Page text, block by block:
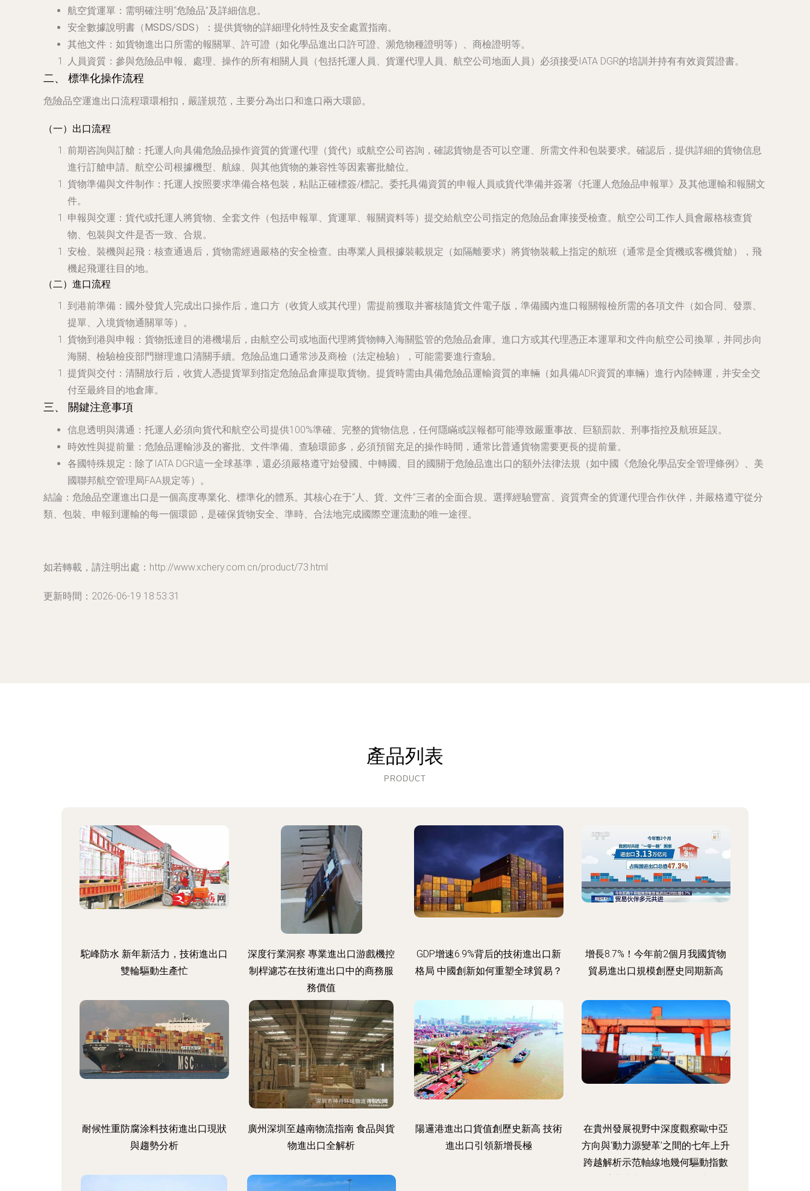
航空貨運單 ：需明確注明“危險品”及詳細信息。
安全數據說明書（MSDS/SDS）
：提供貨物的詳細理化特性及安全處置指南。
其他文件 ：如貨物進出口所需的報關單、許可證（如化學品進出口許可證、瀕危物種證明等）、商檢證明等。
人員資質 ：參與危險品申報、處理、操作的所有相關人員（包括托運人員、貨運代理人員、航空公司地面人員）必須接受IATA DGR的培訓并持有有效資質證書。
二、 標準化操作流程
危險品空運進出口流程環環相扣，嚴謹規范，主要分為出口和進口兩大環節。
（一）出口流程
前期咨詢與訂艙 ：托運人向具備危險品操作資質的貨運代理（貨代）或航空公司咨詢，確認貨物是否可以空運、所需文件和包裝要求。確認后，提供詳細的貨物信息
進行訂艙申請。航空公司根據機型、航線、與其他貨物的兼容性等因素審批艙位。
貨物準備與文件制作 ：托運人按照要求準備合格包裝，粘貼正確標簽/標記。委托具備資質的申報人員或貨代準備并簽署《托運人危險品申報單》及其他運輸和報關文
件。
申報與交運 ：貨代或托運人將貨物、全套文件（包括申報單、貨運單、報關資料等）提交給航空公司指定的危險品倉庫接受檢查。航空公司工作人員會嚴格核查貨
物、包裝與文件是否一致、合規。
安檢、裝機與起飛 ：核查通過后，貨物需經過嚴格的安全檢查。由專業人員根據裝載規定（如隔離要求）將貨物裝載上指定的航班（通常是全貨機或客機貨艙），飛
機起飛運往目的地。
（二）進口流程
到港前準備 ：國外發貨人完成出口操作后，進口方（收貨人或其代理）需提前獲取并審核隨貨文件電子版，準備國內進口報關報檢所需的各項文件（如合同、發票、
提單、入境貨物通關單等）。
貨物到港與申報 ：貨物抵達目的港機場后，由航空公司或地面代理將貨物轉入海關監管的危險品倉庫。進口方或其代理憑正本運單和文件向航空公司換單，并同步向
海關、檢驗檢疫部門辦理進口清關手續。危險品進口通常涉及商檢（法定檢驗），可能需要進行查驗。
提貨與交付 ：清關放行后，收貨人憑提貨單到指定危險品倉庫提取貨物。提貨時需由具備危險品運輸資質的車輛（如具備ADR資質的車輛）進行內陸轉運，并安全交
付至最終目的地倉庫。
三、 關鍵注意事項
信息透明與溝通 ：托運人必須向貨代和航空公司提供100%準確、完整的貨物信息，任何隱瞞或誤報都可能導致嚴重事故、巨額罰款、刑事指控及航班延誤。
時效性與提前量 ：危險品運輸涉及的審批、文件準備、查驗環節多，必須預留充足的操作時間，通常比普通貨物需要更長的提前量。
各國特殊規定 ：除了IATA DGR這一全球基準，還必須嚴格遵守始發國、中轉國、目的國關于危險品進出口的額外法律法規（如中國《危險化學品安全管理條例》、美
國聯邦航空管理局FAA規定等）。
結論 ：危險品空運進出口是一個高度專業化、標準化的體系。其核心在于“人、貨、文件”三者的全面合規。選擇經驗豐富、資質齊全的貨運代理合作伙伴，并嚴格遵守從分
類、包裝、申報到運輸的每一個環節，是確保貨物安全、準時、合法地完成國際空運流動的唯一途徑。
如若轉載，請注明出處：http://www.xchery.com.cn/product/73.html
更新時間：2026-06-19 18:53:31
產品列表
PRODUCT
駝峰防水 新年新活力，技術進出口
雙輪驅動生產忙
深度行業洞察 專業進出口游戲機控
制桿濾芯在技術進出口中的商務服
務價值
GDP增速6.9%背后的技術進出口新
格局 中國創新如何重塑全球貿易？
增長8.7%！今年前2個月我國貨物
貿易進出口規模創歷史同期新高
耐候性重防腐涂料技術進出口現狀
與趨勢分析
廣州深圳至越南物流指南 食品與貨
物進出口全解析
陽邏港進出口貨值創歷史新高 技術
進出口引領新增長極
在貴州發展視野中深度觀察歐中亞
方向與‘動力源變革’之間的七年上升
跨越解析示范軸線地幾何驅動指數